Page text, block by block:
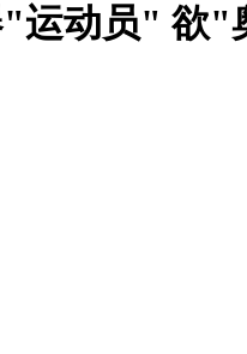
"运动员" 欲"